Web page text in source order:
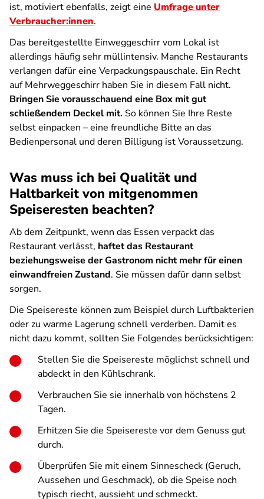
ist, motiviert ebenfalls, zeigt eine Umfrage unter
Verbraucher:innen.
Das bereitgestellte Einweggeschirr vom Lokal ist
allerdings häufig sehr müllintensiv. Manche Restaurants
verlangen dafür eine Verpackungspauschale. Ein Recht
auf Mehrweggeschirr haben Sie in diesem Fall nicht.
Bringen Sie vorausschauend eine Box mit gut
schließendem Deckel mit. So können Sie Ihre Reste
selbst einpacken – eine freundliche Bitte an das
Bedienpersonal und deren Billigung ist Voraussetzung.
Was muss ich bei Qualität und
Haltbarkeit von mitgenommen
Speiseresten beachten?
Ab dem Zeitpunkt, wenn das Essen verpackt das
Restaurant verlässt, haftet das Restaurant
beziehungsweise der Gastronom nicht mehr für einen
einwandfreien Zustand. Sie müssen dafür dann selbst
sorgen.
Die Speisereste können zum Beispiel durch Luftbakterien
oder zu warme Lagerung schnell verderben. Damit es
nicht dazu kommt, sollten Sie Folgendes berücksichtigen:
Stellen Sie die Speisereste möglichst schnell und
abdeckt in den Kühlschrank.
Verbrauchen Sie sie innerhalb von höchstens 2
Tagen.
Erhitzen Sie die Speisereste vor dem Genuss gut
durch.
Überprüfen Sie mit einem Sinnescheck (Geruch,
Aussehen und Geschmack), ob die Speise noch
typisch riecht, aussieht und schmeckt.